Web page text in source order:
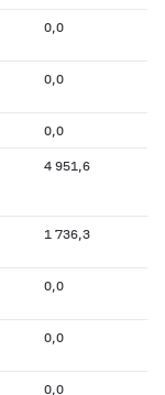
0,0
0,0
0,0
4 951,6
1 736,3
0,0
0,0
0,0